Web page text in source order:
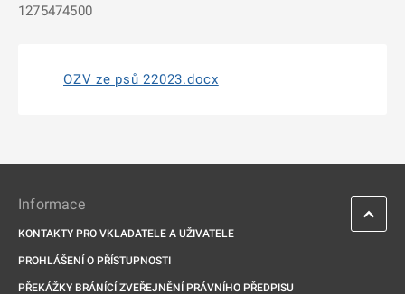
1275474500
OZV ze psů 22023.docx
Informace
KONTAKTY PRO VKLADATELE A UŽIVATELE
PROHLÁŠENÍ O PŘÍSTUPNOSTI
PŘEKÁŽKY BRÁNÍCÍ ZVEŘEJNĚNÍ PRÁVNÍHO PŘEDPISU